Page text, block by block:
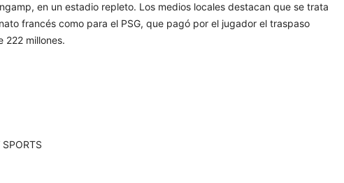
en un estadio repleto. Los medios locales destacan que se trata
francés como para el PSG, que pagó por el jugador el traspaso
222 millones.